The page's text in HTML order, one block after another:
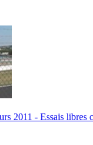
2011 - Essais libres